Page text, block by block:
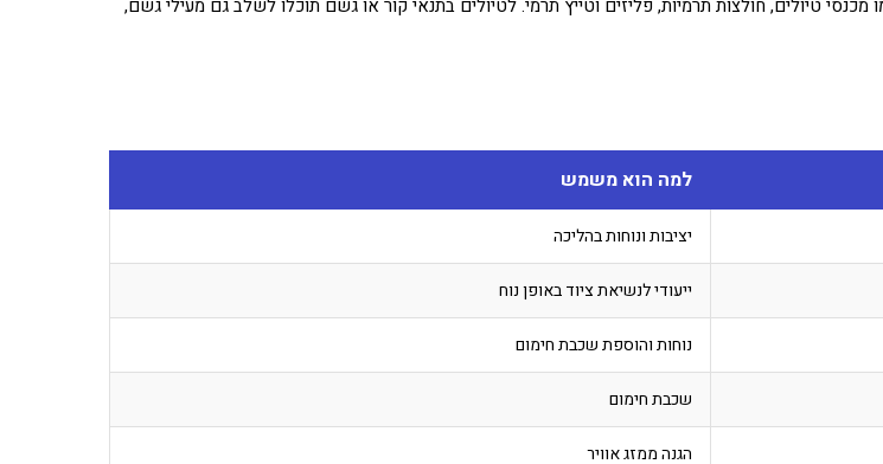
מכנסי טיולים, חולצות תרמיות, פליזים וטייץ תרמי. לטיולים בתנאי קור או גשם תוכלו לשלב גם מעילי גשם,
למה הוא משמש
יציבות ונוחות בהליכה
ייעודי לנשיאת ציוד באופן נוח
נוחות והוספת שכבת חימום
שכבת חימום
הגנה ממזג אוויר